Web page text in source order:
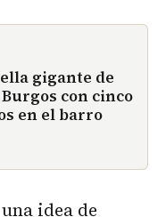
gigante de
con cinco
en el barro
idea de